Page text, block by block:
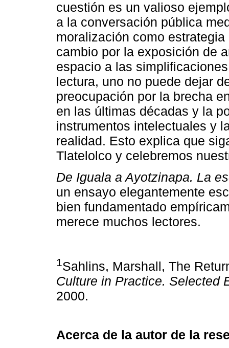
cuestión es un valioso
a la conversación pública
moralización como
cambio por la exposición de
espacio a las
lectura, uno no puede dejar
preocupación por la brecha
en las últimas décadas y la
instrumentos intelectuales y
realidad. Esto explica que
Tlatelolco y celebremos
De Iguala a Ayotzinapa. La
un ensayo elegantemente
bien fundamentado
merece muchos lectores.
1Sahlins, Marshall, The
Culture in Practice. Selected
2000.
Acerca de la autor de la